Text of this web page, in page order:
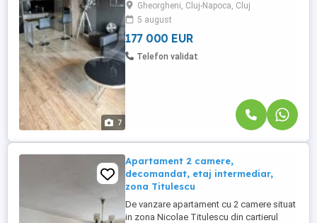
7
9 mp - Compartimentare:
Semidecomandat- Dormitor, living open
space cu bucatarie, ...
Gheorgheni, Cluj-Napoca, Cluj
5 august
177 000 EUR
Telefon validat
Apartament 2 camere,
decomandat, etaj intermediar,
zona Titulescu
De vanzare apartament cu 2 camere situat
in zona Nicolae Titulescu din cartierul